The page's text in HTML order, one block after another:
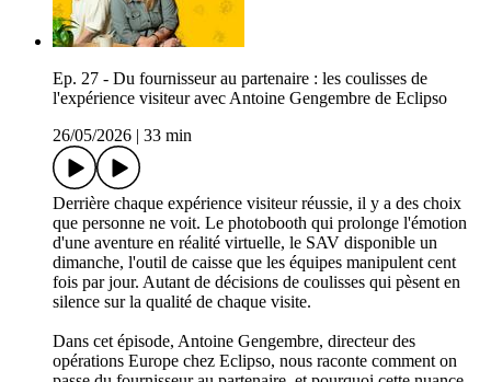
Ep. 27 - Du fournisseur au partenaire : les coulisses de
l'expérience visiteur avec Antoine Gengembre de Eclipso
26/05/2026
33 min
Derrière chaque expérience visiteur réussie, il y a des choix
que personne ne voit. Le photobooth qui prolonge l'émotion
d'une aventure en réalité virtuelle, le SAV disponible un
dimanche, l'outil de caisse que les équipes manipulent cent
fois par jour. Autant de décisions de coulisses qui pèsent en
silence sur la qualité de chaque visite.
Dans cet épisode, Antoine Gengembre, directeur des
opérations Europe chez Eclipso, nous raconte comment on